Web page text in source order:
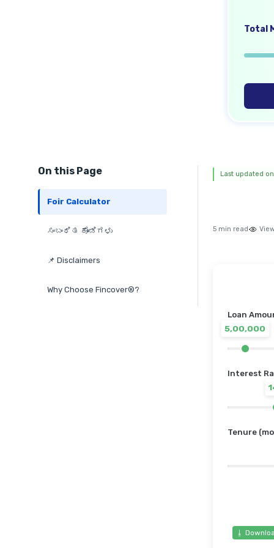
Total
On this Page
Foir Calculator
ಸಂಬಂಧಿತ ಕೊಂಡಿಗಳು
📌 Disclaimers
Why Choose Fincover®?
Last updated
5 min read
Loan
5,00,000
Interest
Tenure
⭳